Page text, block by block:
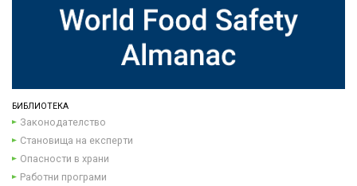
БИБЛИОТЕКА
Законодателство
Становища на експерти
Опасности в храни
Работни програми